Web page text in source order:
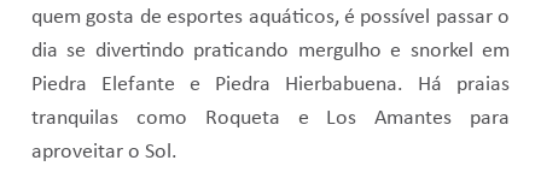
quem gosta de esportes aquáticos, é possível passar o
dia se divertindo praticando mergulho e snorkel em
Piedra Elefante e Piedra Hierbabuena. Há praias
tranquilas como Roqueta e Los Amantes para
aproveitar o Sol.